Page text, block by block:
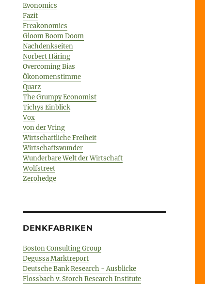
Evonomics
Fazit
Freakonomics
Gloom Boom Doom
Nachdenkseiten
Norbert Häring
Overcoming Bias
Ökonomenstimme
Quarz
The Grumpy Economist
Tichys Einblick
Vox
von der Vring
Wirtschaftliche Freiheit
Wirtschaftswunder
Wunderbare Welt der Wirtschaft
Wolfstreet
Zerohedge
DENKFABRIKEN
Boston Consulting Group
Degussa Marktreport
Deutsche Bank Research - Ausblicke
Flossbach v. Storch Research Institute